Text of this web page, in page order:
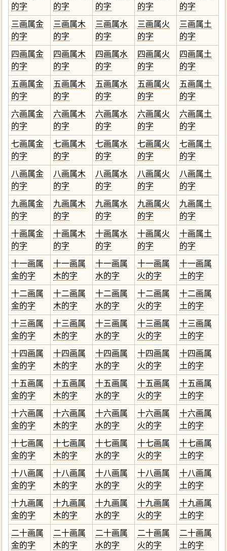
的字
的字
的字
的字
的字
三画属金
的字
三画属木
的字
三画属水
的字
三画属火
的字
三画属土
的字
四画属金
的字
四画属木
的字
四画属水
的字
四画属火
的字
四画属土
的字
五画属金
的字
五画属木
的字
五画属水
的字
五画属火
的字
五画属土
的字
六画属金
的字
六画属木
的字
六画属水
的字
六画属火
的字
六画属土
的字
七画属金
的字
七画属木
的字
七画属水
的字
七画属火
的字
七画属土
的字
八画属金
的字
八画属木
的字
八画属水
的字
八画属火
的字
八画属土
的字
九画属金
的字
九画属木
的字
九画属水
的字
九画属火
的字
九画属土
的字
十画属金
的字
十画属木
的字
十画属水
的字
十画属火
的字
十画属土
的字
十一画属
金的字
十一画属
木的字
十一画属
水的字
十一画属
火的字
十一画属
土的字
十二画属
金的字
十二画属
木的字
十二画属
水的字
十二画属
火的字
十二画属
土的字
十三画属
金的字
十三画属
木的字
十三画属
水的字
十三画属
火的字
十三画属
土的字
十四画属
金的字
十四画属
木的字
十四画属
水的字
十四画属
火的字
十四画属
土的字
十五画属
金的字
十五画属
木的字
十五画属
水的字
十五画属
火的字
十五画属
土的字
十六画属
金的字
十六画属
木的字
十六画属
水的字
十六画属
火的字
十六画属
土的字
十七画属
金的字
十七画属
木的字
十七画属
水的字
十七画属
火的字
十七画属
土的字
十八画属
金的字
十八画属
木的字
十八画属
水的字
十八画属
火的字
十八画属
土的字
十九画属
金的字
十九画属
木的字
十九画属
水的字
十九画属
火的字
十九画属
土的字
二十画属
金的字
二十画属
木的字
二十画属
水的字
二十画属
火的字
二十画属
土的字